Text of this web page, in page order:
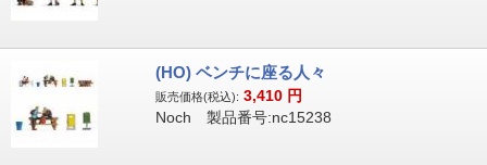
(HO) ベンチに座る人々
販売価格(税込): 3,410 円
Noch 製品番号:nc15238